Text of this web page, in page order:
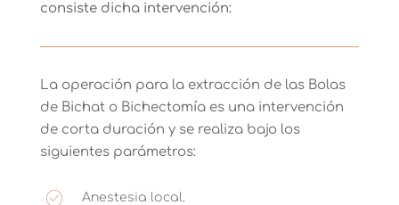
consiste dicha intervención:
La operación para la extracción de las Bolas
de Bichat o Bichectomía es una intervención
de corta duración y se realiza bajo los
siguientes parámetros:
Anestesia local.